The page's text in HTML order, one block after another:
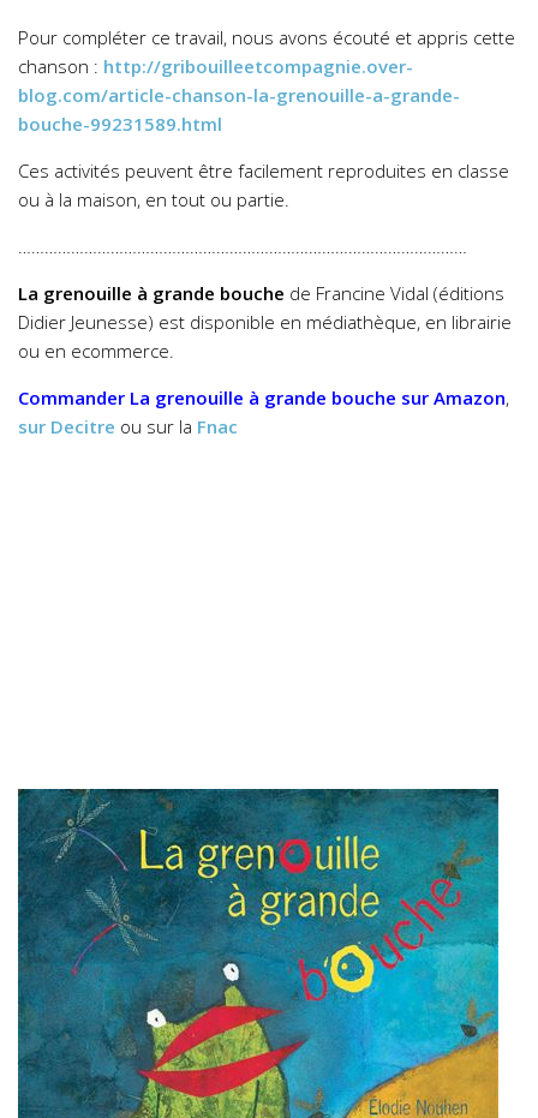
Pour compléter ce travail, nous avons écouté et appris cette
chanson : http://gribouilleetcompagnie.over-
blog.com/article-chanson-la-grenouille-a-grande-
bouche-99231589.html
Ces activités peuvent être facilement reproduites en classe
ou à la maison, en tout ou partie.
…………………………………………………………………………………………
La grenouille à grande bouche de Francine Vidal (éditions
Didier Jeunesse) est disponible en médiathèque, en librairie
ou en ecommerce.
Commander La grenouille à grande bouche sur Amazon,
sur Decitre ou sur la Fnac